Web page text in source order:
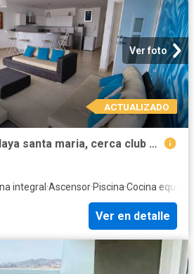
Ver foto
ACTUALIZADO
Departamento en playa santa maria, cerca club esmeralda
integral ·Ascensor·Piscina·Cocina
Ver en detalle